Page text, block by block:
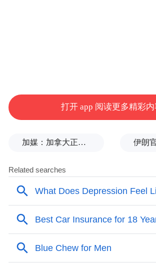
产线一停，意味着订单面临违
通过社区、街道基层工会将问
伍赶到车间。检查、测试、分
后，设备重新运转。
这支队伍，就是北仑区“劳模
队”。
队长、浙江省劳模丁校君告诉
打开 app 阅读更多精彩内
加媒：加拿大正与美国商讨，以贸易让步换取部分关税减免